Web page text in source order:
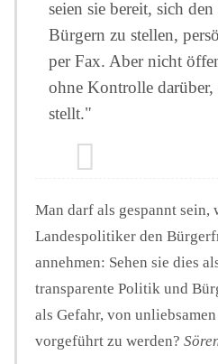
seien sie bereit, sich
Bürgern zu stellen,
per Fax. Aber nicht
ohne Kontrolle darüber,
stellt."
Man darf als gespannt sein,
Landespolitiker den
annehmen: Sehen sie dies
transparente Politik und
als Gefahr, von
vorgeführt zu werden?